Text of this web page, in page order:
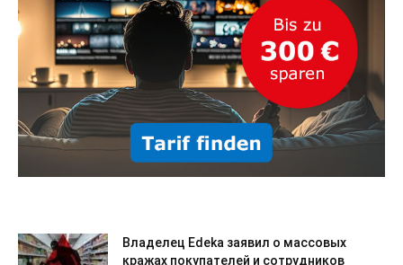
Владелец Edeka заявил о массовых
кражах покупателей и сотрудников